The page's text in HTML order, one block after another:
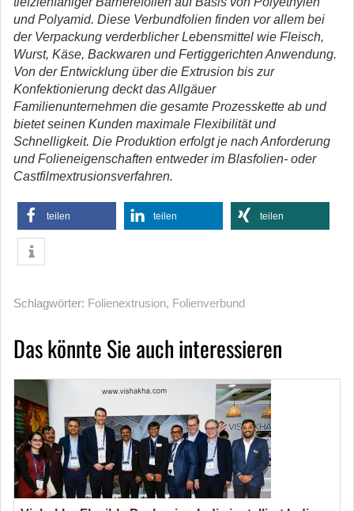
und Polyamid. Diese Verbundfolien finden vor allem bei
der Verpackung verderblicher Lebensmittel wie Fleisch,
Wurst, Käse, Backwaren und Fertiggerichten Anwendung.
Von der Entwicklung über die Extrusion bis zur
Konfektionierung deckt das Allgäuer
Familienunternehmen die gesamte Prozesskette ab und
bietet seinen Kunden maximale Flexibilität und
Schnelligkeit. Die Produktion erfolgt je nach Anforderung
und Folieneigenschaften entweder im Blasfolien- oder
Castfilmextrusionsverfahren.
teilen teilen teilen
Schlagwörter: Folienextrusion, Folienverbund
Das könnte Sie auch interessieren